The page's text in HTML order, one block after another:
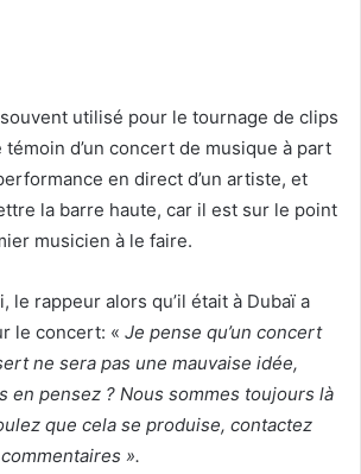
utilisé pour le tournage de clips
témoin d’un concert de musique à part
en direct d’un artiste, et
la barre haute, car il est sur le point
musicien à le faire.
le rappeur alors qu’il était à Dubaï a
le concert: « Je pense qu’un concert
ne sera pas une mauvaise idée,
en pensez ? Nous sommes toujours là
que cela se produise, contactez
».